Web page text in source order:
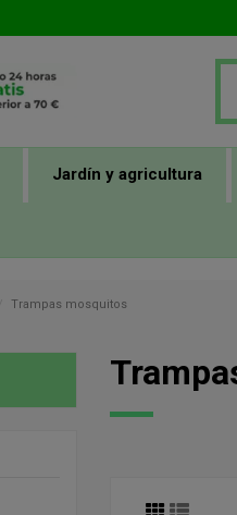
Jardín y agricultura
Trampas mosquitos